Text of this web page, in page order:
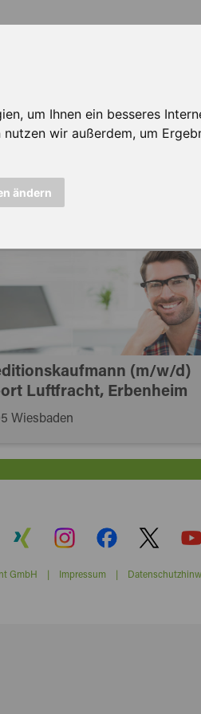
um Ihnen ein besseres
wir außerdem, um
ändernverfügbar ...
(m/w/d)
Luftfracht, Erbenheim
Wiesbaden
GmbH | Impressum|